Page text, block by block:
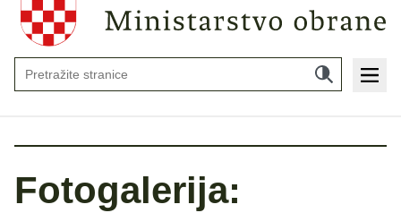
Fotogalerija: